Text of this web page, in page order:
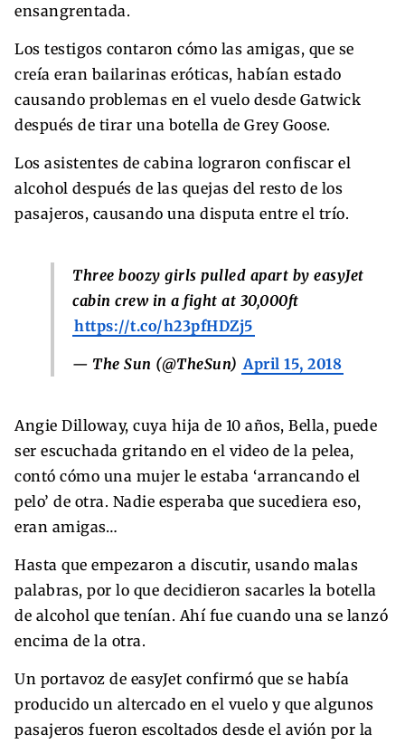
ensangrentada.
Los testigos contaron cómo las amigas, que se
creía eran bailarinas eróticas, habían estado
causando problemas en el vuelo desde Gatwick
después de tirar una botella de Grey Goose.
Los asistentes de cabina lograron confiscar el
alcohol después de las quejas del resto de los
pasajeros, causando una disputa entre el trío.
Three boozy girls pulled apart by easyJet
cabin crew in a fight at 30,000ft
https://t.co/h23pfHDZj5
— The Sun (@TheSun) April 15, 2018
Angie Dilloway, cuya hija de 10 años, Bella, puede
ser escuchada gritando en el video de la pelea,
contó cómo una mujer le estaba ‘arrancando el
pelo’ de otra. Nadie esperaba que sucediera eso,
eran amigas…
Hasta que empezaron a discutir, usando malas
palabras, por lo que decidieron sacarles la botella
de alcohol que tenían. Ahí fue cuando una se lanzó
encima de la otra.
Un portavoz de easyJet confirmó que se había
producido un altercado en el vuelo y que algunos
pasajeros fueron escoltados desde el avión por la